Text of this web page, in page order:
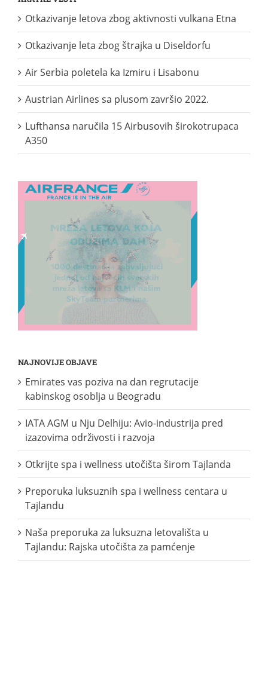
Otkazivanje letova zbog aktivnosti vulkana Etna
Otkazivanje leta zbog štrajka u Diseldorfu
Air Serbia poletela ka Izmiru i Lisabonu
Austrian Airlines sa plusom završio 2022.
Lufthansa naručila 15 Airbusovih širokotrupaca
A350
NAJNOVIJE OBJAVE
Emirates vas poziva na dan regrutacije
kabinskog osoblja u Beogradu
IATA AGM u Nju Delhiju: Avio-industrija pred
izazovima održivosti i razvoja
Otkrijte spa i wellness utočišta širom Tajlanda
Preporuka luksuznih spa i wellness centara u
Tajlandu
Naša preporuka za luksuzna letovališta u
Tajlandu: Rajska utočišta za pamćenje